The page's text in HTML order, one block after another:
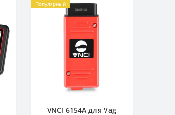
Популярный
VNCI 6154A для Vag